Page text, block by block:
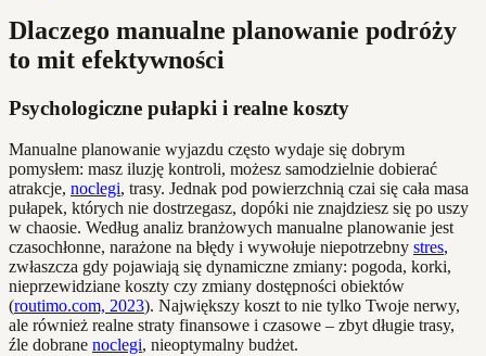
Dlaczego manualne planowanie podróży
to mit efektywności
Psychologiczne pułapki i realne koszty
Manualne planowanie wyjazdu często wydaje się dobrym
pomysłem: masz iluzję kontroli, możesz samodzielnie dobierać
atrakcje, noclegi, trasy. Jednak pod powierzchnią czai się cała masa
pułapek, których nie dostrzegasz, dopóki nie znajdziesz się po uszy
w chaosie. Według analiz branżowych manualne planowanie jest
czasochłonne, narażone na błędy i wywołuje niepotrzebny stres,
zwłaszcza gdy pojawiają się dynamiczne zmiany: pogoda, korki,
nieprzewidziane koszty czy zmiany dostępności obiektów
(routimo.com, 2023). Największy koszt to nie tylko Twoje nerwy,
ale również realne straty finansowe i czasowe – zbyt długie trasy,
źle dobrane noclegi, nieoptymalny budżet.